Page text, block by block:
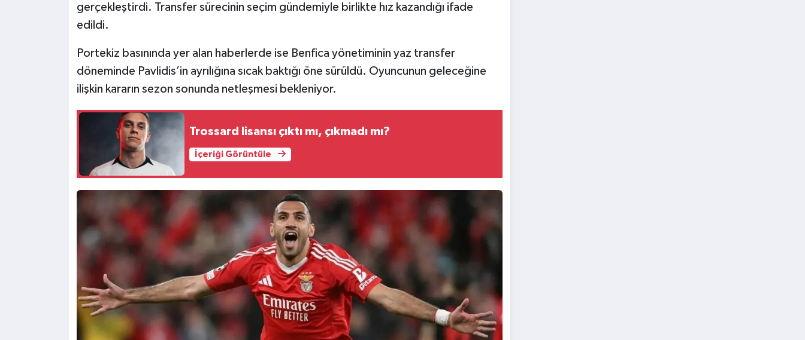
gerçekleştirdi. Transfer sürecinin seçim gündemiyle birlikte hız kazandığı ifade
edildi.
Portekiz basınında yer alan haberlerde ise Benfica yönetiminin yaz transfer
döneminde Pavlidis’in ayrılığına sıcak baktığı öne sürüldü. Oyuncunun geleceğine
ilişkin kararın sezon sonunda netleşmesi bekleniyor.
Trossard lisansı çıktı mı, çıkmadı mı?
İçeriği Görüntüle